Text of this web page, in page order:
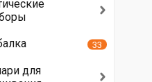
33
для